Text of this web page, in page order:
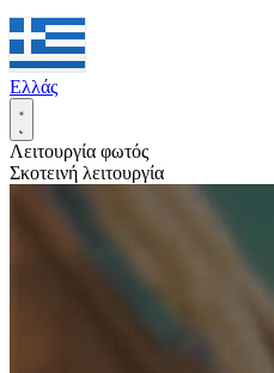
Ελλάς
Λειτουργία φωτός
Σκοτεινή λειτουργία